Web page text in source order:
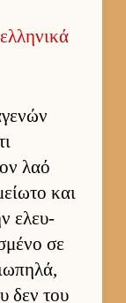
ελ­ληνικά
λαό
και
ελευ­
σε
δεν του